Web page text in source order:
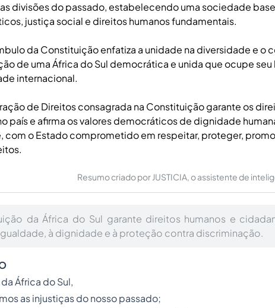
as divisões do passado, estabelecendo uma sociedade
justiça social e direitos humanos fundamentais.
da Constituição enfatiza a unidade na diversidade e o
de uma África do Sul democrática e unida que ocupe
internacional.
de Direitos consagrada na Constituição garante os
país e afirma os valores democráticos de dignidade
com o Estado comprometido em respeitar, proteger,
Resumo criado por JUSTICIA, o assistente de
da África do Sul garante direitos humanos e
à dignidade e à proteção contra discriminação.
África do Sul,
as injustiças do nosso passado;